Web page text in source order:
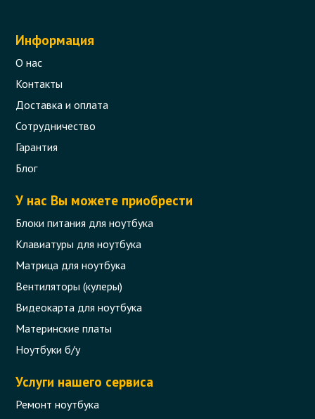
Информация
О нас
Контакты
Доставка и оплата
Сотрудничество
Гарантия
Блог
У нас Вы можете приобрести
Блоки питания для ноутбука
Клавиатуры для ноутбука
Матрица для ноутбука
Вентиляторы (кулеры)
Видеокарта для ноутбука
Материнские платы
Ноутбуки б/у
Услуги нашего сервиса
Ремонт ноутбука